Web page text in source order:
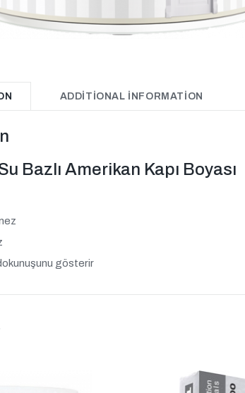
ADDITIONAL INFORMATION
Bazlı Amerikan Kapı Boyası
gösterir